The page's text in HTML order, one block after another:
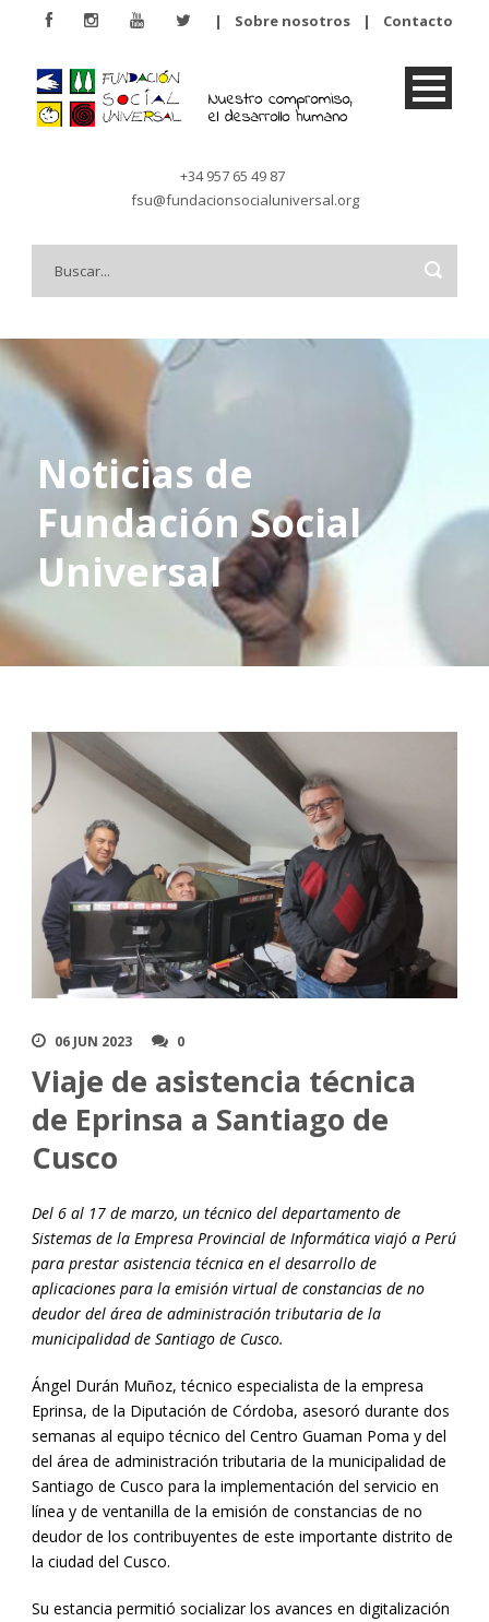
| Sobre nosotros | Contacto
+34 957 65 49 87
fsu@fundacionsocialuniversal.org
Noticias de
Fundación Social
Universal
06 JUN 2023 0
Viaje de asistencia técnica
de Eprinsa a Santiago de
Cusco
Del 6 al 17 de marzo, un técnico del departamento de
Sistemas de la Empresa Provincial de Informática viajó a Perú
para prestar asistencia técnica en el desarrollo de
aplicaciones para la emisión virtual de constancias de no
deudor del área de administración tributaria de la
municipalidad de Santiago de Cusco.
Ángel Durán Muñoz, técnico especialista de la empresa
Eprinsa, de la Diputación de Córdoba, asesoró durante dos
semanas al equipo técnico del Centro Guaman Poma y del
del área de administración tributaria de la municipalidad de
Santiago de Cusco para la implementación del servicio en
línea y de ventanilla de la emisión de constancias de no
deudor de los contribuyentes de este importante distrito de
la ciudad del Cusco.
Su estancia permitió socializar los avances en digitalización